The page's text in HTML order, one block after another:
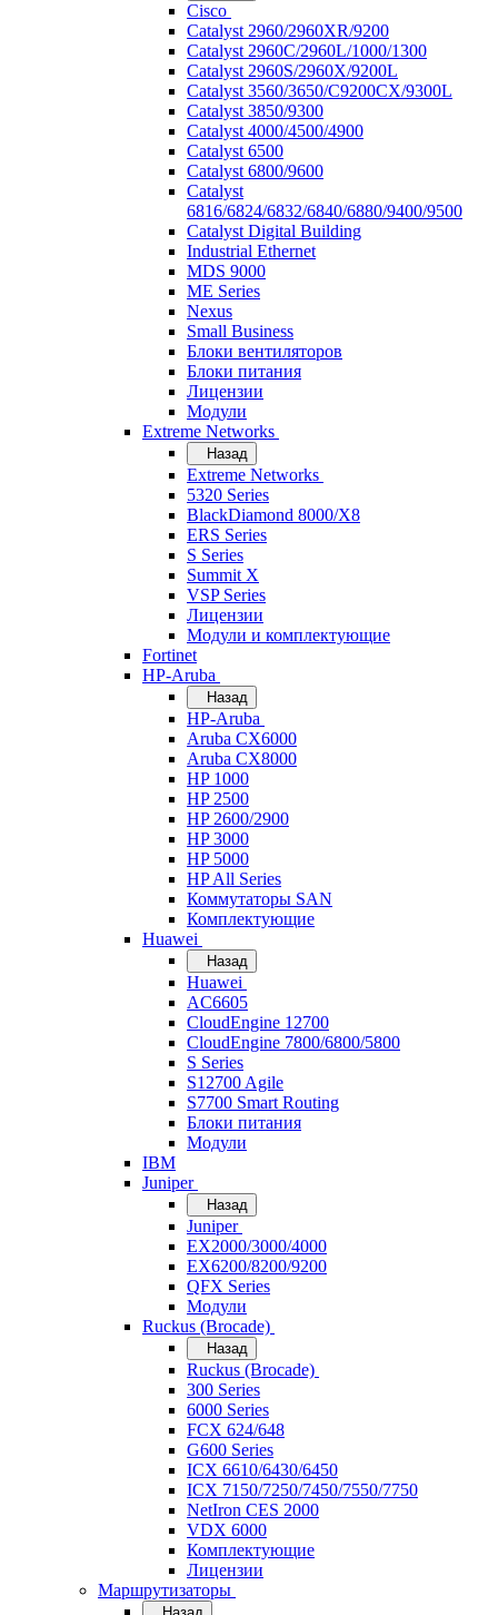
Cisco
Catalyst 2960/2960XR/9200
Catalyst 2960C/2960L/1000/1300
Catalyst 2960S/2960X/9200L
Catalyst 3560/3650/C9200CX/9300L
Catalyst 3850/9300
Catalyst 4000/4500/4900
Catalyst 6500
Catalyst 6800/9600
Catalyst
6816/6824/6832/6840/6880/9400/9500
Catalyst Digital Building
Industrial Ethernet
MDS 9000
ME Series
Nexus
Small Business
Блоки вентиляторов
Блоки питания
Лицензии
Модули
Extreme Networks
Назад
Extreme Networks
5320 Series
BlackDiamond 8000/X8
ERS Series
S Series
Summit X
VSP Series
Лицензии
Модули и комплектующие
Fortinet
HP-Aruba
Назад
HP-Aruba
Aruba CX6000
Aruba CX8000
HP 1000
HP 2500
HP 2600/2900
HP 3000
HP 5000
HP All Series
Коммутаторы SAN
Комплектующие
Huawei
Назад
Huawei
AC6605
CloudEngine 12700
CloudEngine 7800/6800/5800
S Series
S12700 Agile
S7700 Smart Routing
Блоки питания
Модули
IBM
Juniper
Назад
Juniper
EX2000/3000/4000
EX6200/8200/9200
QFX Series
Модули
Ruckus (Brocade)
Назад
Ruckus (Brocade)
300 Series
6000 Series
FCX 624/648
G600 Series
ICX 6610/6430/6450
ICX 7150/7250/7450/7550/7750
NetIron CES 2000
VDX 6000
Комплектующие
Лицензии
Маршрутизаторы